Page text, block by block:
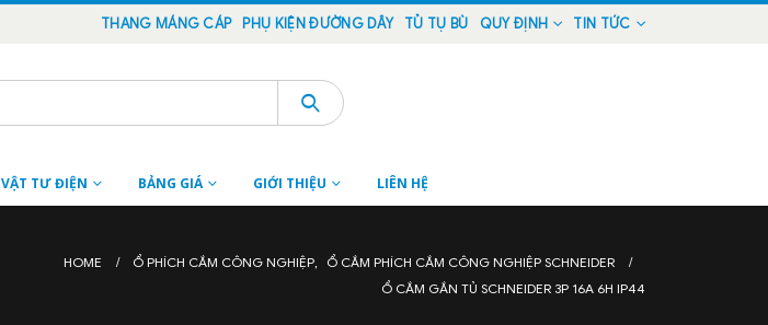
THANG MÁNG CÁP PHỤ KIỆN ĐƯỜNG DÂY TỦ TỤ BÙ QUY ĐỊNH TIN TỨC
VẬT TƯ ĐIỆN BẢNG GIÁ GIỚI THIỆU LIÊN HỆ
HOME Ổ PHÍCH CẮM CÔNG NGHIỆP, Ổ CẮM PHÍCH CẮM CÔNG NGHIỆP SCHNEIDER
Ổ CẮM GẮN TỦ SCHNEIDER 3P 16A 6H IP44